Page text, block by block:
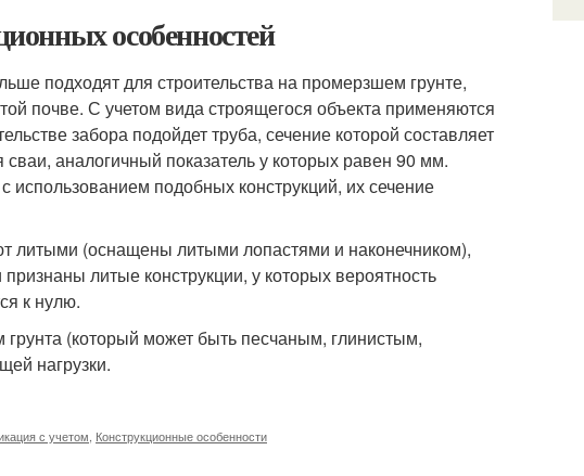
особенностей
подходят для строительства на промерзшем грунте,
почве. С учетом вида строящегося объекта применяются
забора подойдет труба, сечение которой составляет
аналогичный показатель у которых равен 90 мм.
использованием подобных конструкций, их сечение
литыми (оснащены литыми лопастями и наконечником),
литые конструкции, у которых вероятность
к нулю.
(который может быть песчаным, глинистым,
нагрузки.
с учетом Конструкционные особенности